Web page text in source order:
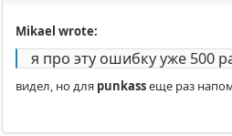
Mikael wrote:
я про эту ошибку уже 500
видел, но для punkassеще раз